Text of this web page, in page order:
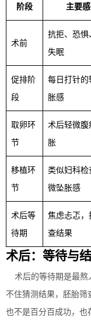
阶段 主要
术前
抗拒、恐惧
失眠
促排阶
段
每日打针的
胀感
取卵环
节
术后轻微腹
胀
移植环
节
类似妇科检
微坠胀感
术后等
待期
焦虑忐忑，
查结果
术后：等待与
术后的等待期是最
不住猜测结果，胚胎
也不是百分百成功，也